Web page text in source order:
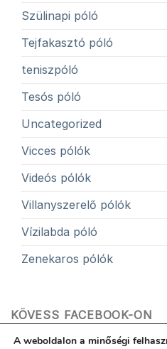
Szülinapi póló
Tejfakasztó póló
teniszpóló
Tesós póló
Uncategorized
Vicces pólók
Videós pólók
Villanyszerelő pólók
Vízilabda póló
Zenekaros pólók
KÖVESS FACEBOOK-ON
A weboldalon a minőségi